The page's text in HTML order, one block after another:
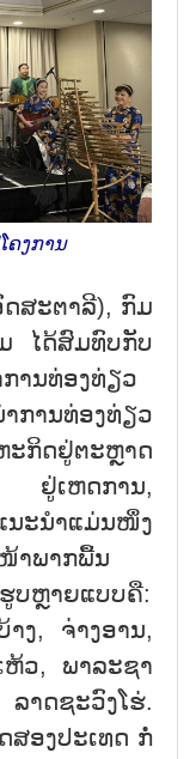
ຄງການ
ສະຕາລີ), ກົມ
ໄດ້ສົມທົບກັບ
ານທ່ອງທ່ຽວ
ການທ່ອງທ່ຽວ
ກິດຢູ່ຕະຫຼາດ
ເຫດການ,
ະນຳແມ່ນໜຶ່ງ
າພາກພື້ນ
ບຫຼາຍແບບຄື:
ງ, ຈ່າງອານ,
ຫ້ວ, ພາລະຊາ
ດຊະວົງໂຮ່.
ສອງປະເທດ ກໍ່